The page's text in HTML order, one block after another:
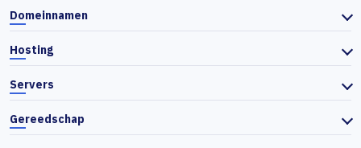
Domeinnamen
Hosting
Servers
Gereedschap